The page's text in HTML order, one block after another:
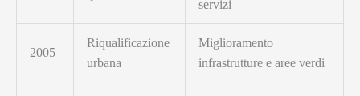
servizi
2005
Riqualificazione
urbana
Miglioramento
infrastrutture e aree verdi